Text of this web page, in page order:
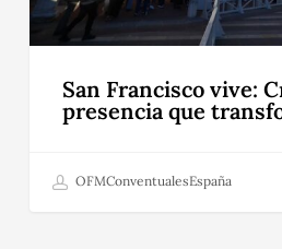
San Francisco vive:
presencia que
OFMConventualesEspaña